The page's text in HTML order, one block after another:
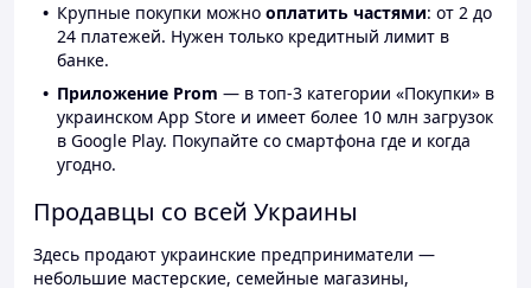
Крупные покупки можно оплатить частями: от 2 до
24 платежей. Нужен только кредитный лимит в
банке.
Приложение Prom — в топ-3 категории «Покупки» в
украинском App Store и имеет более 10 млн загрузок
в Google Play. Покупайте со смартфона где и когда
угодно.
Продавцы со всей Украины
Здесь продают украинские предприниматели —
небольшие мастерские, семейные магазины,